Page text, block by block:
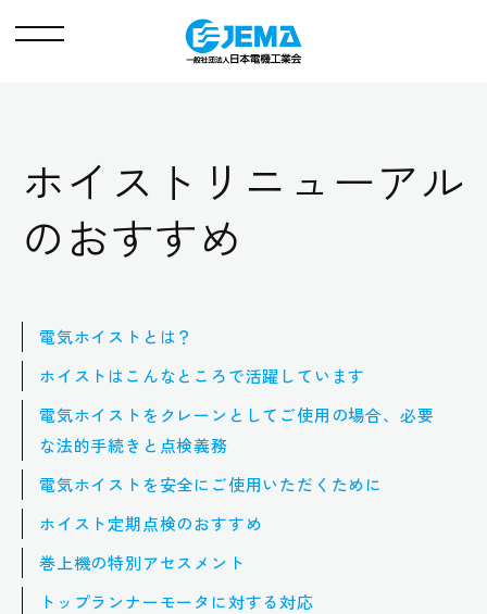
メ
ホイストリニューアル
のおすすめ
電気ホイストとは？
ホイストはこんなところで活躍しています
電気ホイストをクレーンとしてご使用の場合、必要
な法的手続きと点検義務
電気ホイストを安全にご使用いただくために
ホイスト定期点検のおすすめ
巻上機の特別アセスメント
トップランナーモータに対する対応